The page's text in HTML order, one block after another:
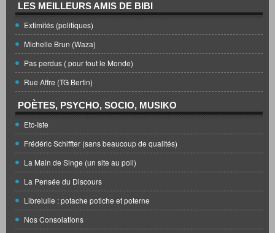
LES MEILLEURS AMIS DE BIBI
Extimités (politiques)
Michelle Brun (Waza)
Pas perdus ( pour tout le Monde)
Rue Affre (TG Bertin)
POÈTES, PSYCHO, SOCIO, MUSIKO
Etc-Iste
Frédéric Schiffter (sans beaucoup de qualités)
La Main de Singe (un site au poil)
La Pensée du Discours
Librelulle : potache potiche et poterne
Nos Consolations